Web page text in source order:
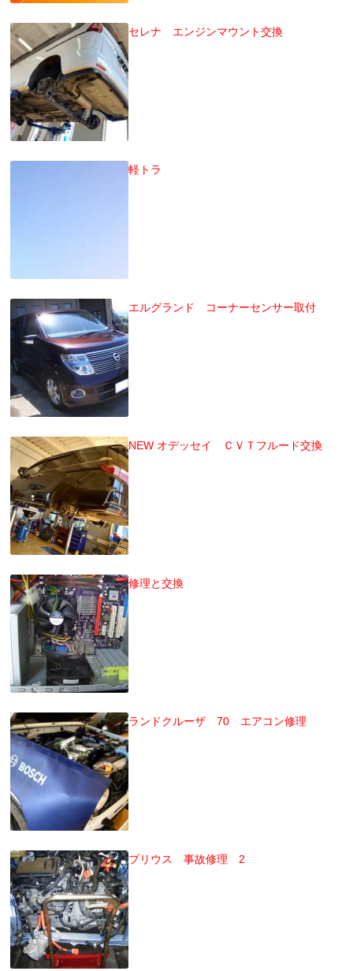
セレナ エンジンマウント交換
軽トラ
エルグランド コーナーセンサー取付
NEW オデッセイ ＣＶＴフルード交換
修理と交換
ランドクルーザ 70 エアコン修理
プリウス 事故修理 2